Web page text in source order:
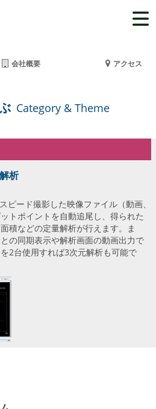
会社概要 アクセス
Category & Theme
析
ピード撮影した映像ファイル（動画、
トポイントを自動追尾し、得られた
積などの定量解析が行えます。ま
の同期表示や解析画面の動画出力で
2台使用すれば3次元解析も可能で